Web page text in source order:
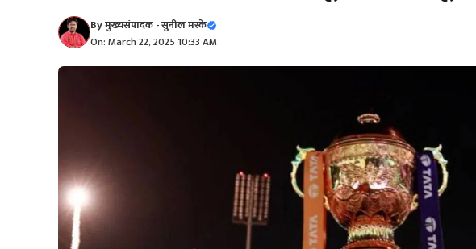
Byमुख्यसंपादक - सुनील मस्के
On: March 22, 2025 10:33 AM